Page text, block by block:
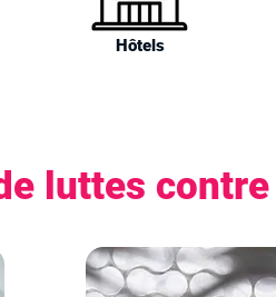
Hôtels
luttes